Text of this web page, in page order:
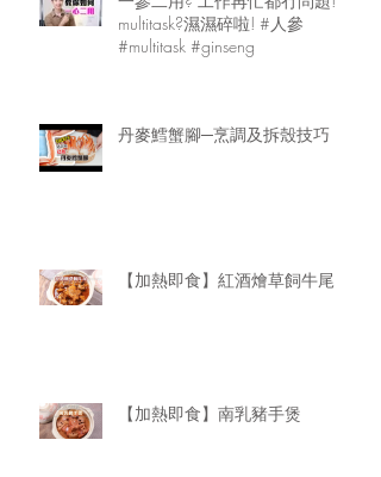
multitask?濕濕碎啦! #人參
#multitask #ginseng
丹麥鱈蟹腳─烹調及拆殼技巧
【加熱即食】紅酒燴草飼牛尾
【加熱即食】南乳豬手煲